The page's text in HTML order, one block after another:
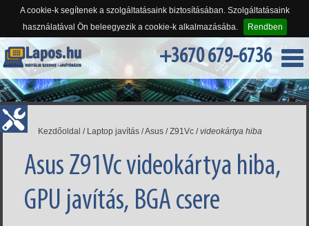
A cookie-k segítenek a szolgáltatásaink biztosításában. Szolgáltatásaink
használatával Ön beleegyezik a cookie-k alkalmazásába.
Rendben
+3670 679-6736
Kezdőoldal / Laptop javítás /Asus /Z91Vc /videokártya hiba
Asus Z91Vc videokártya hiba,
GPU javítás, BGA csere